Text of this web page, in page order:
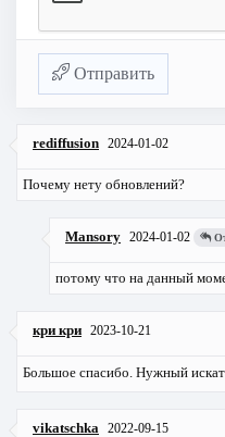
Отправить
rediffusion 2024-01-02
Почему нету обновлений?
Mansory 2024-01-02
потому что на данный
кри кри 2023-10-21
Большое спасибо. Нужный
vikatschka 2022-09-15